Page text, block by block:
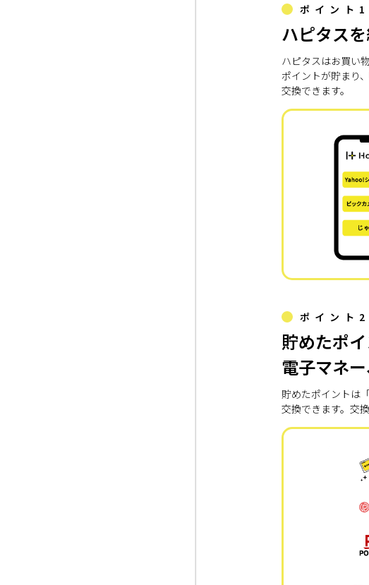
ポイント1
ハピタス
ハピタスはお買い
ポイントが貯まり
交換できます。
ポイント2
貯めたポ
電子マネ
貯めたポイントは
交換できます。交